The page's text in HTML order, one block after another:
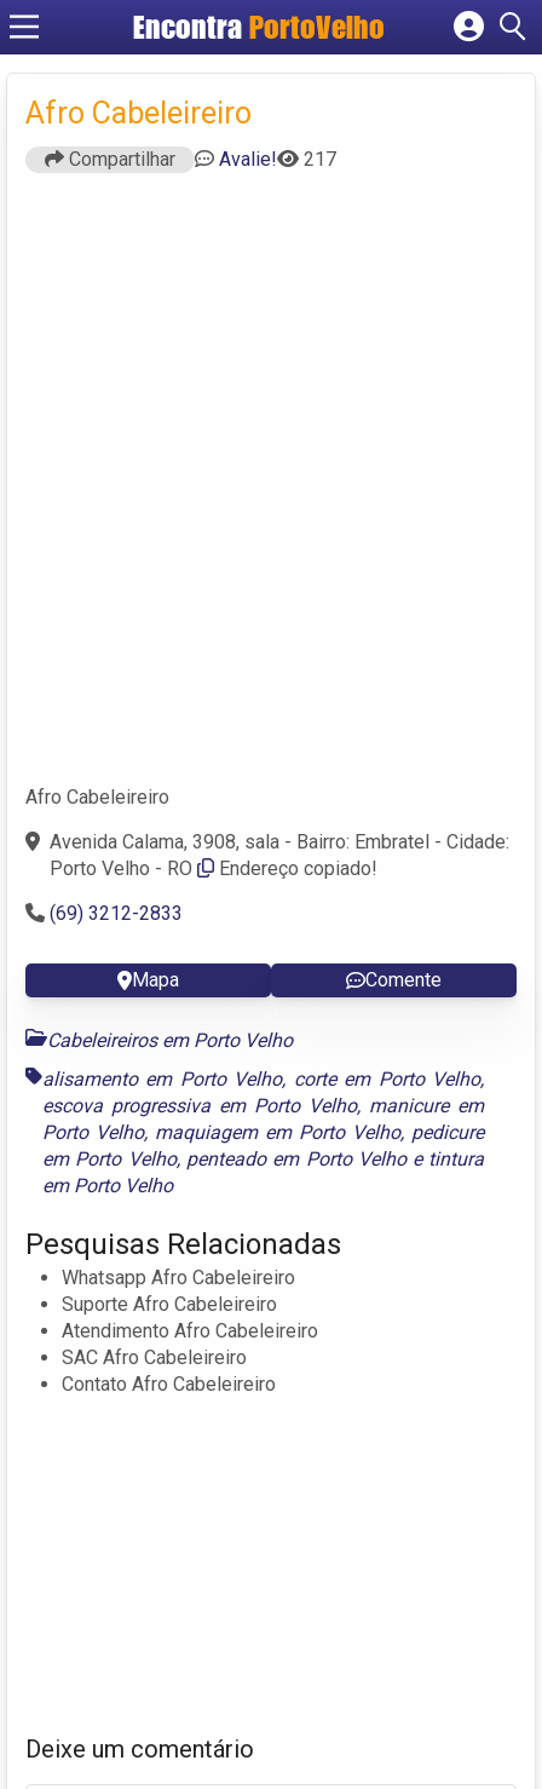
EncontraPortoVelho
Cadastrar empresa
Criar conta
Afro Cabeleireiro
Compartilhar Avalie! 217
Afro Cabeleireiro
Avenida Calama, 3908, sala - Bairro: Embratel - Cidade:
Porto Velho - RO
Endereço copiado!
(69) 3212-2833
Mapa Comente
Cabeleireiros em Porto Velho
alisamento em Porto Velho, corte em Porto Velho,
escova progressiva em Porto Velho, manicure em
Porto Velho, maquiagem em Porto Velho, pedicure
em Porto Velho, penteado em Porto Velhoe tintura
em Porto Velho
Pesquisas Relacionadas
Whatsapp Afro Cabeleireiro
Suporte Afro Cabeleireiro
Atendimento Afro Cabeleireiro
SAC Afro Cabeleireiro
Contato Afro Cabeleireiro
Deixe um comentário